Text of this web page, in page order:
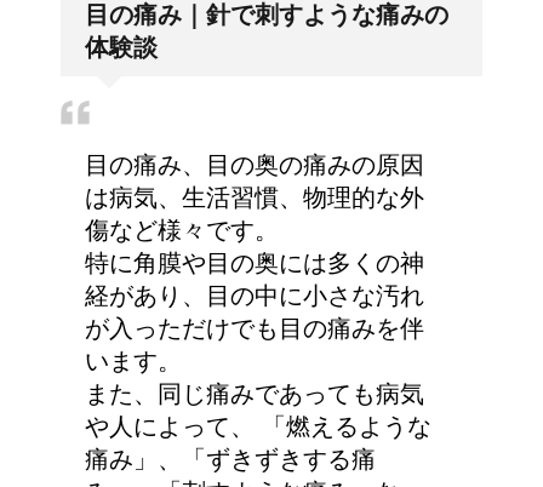
くれない・・そんなこと
人が死ぬ前に感じる予感
や予兆の3パターン
リンパに転移した場合、
余命って極端に短くなる
トマトの収穫、なぜ実が
目の痛み｜針で刺すような痛みの
体験談
目の痛み、目の奥の痛みの原因
は病気、生活習慣、物理的な外
傷など様々です。
特に角膜や目の奥には多くの神
経があり、目の中に小さな汚れ
が入っただけでも目の痛みを伴
います。
また、同じ痛みであっても病気
や人によって、 「燃えるような
痛み」、「ずきずきする痛